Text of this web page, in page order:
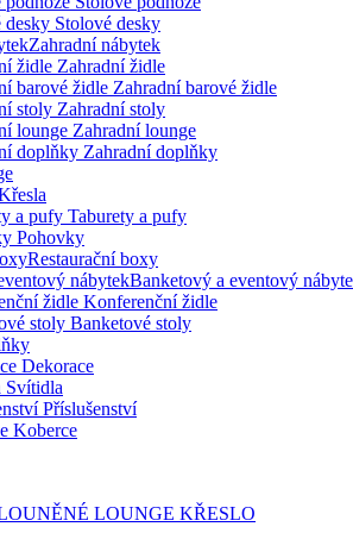
Stolové desky
Zahradní nábytek
Zahradní židle
Zahradní barové židle
Zahradní stoly
Zahradní lounge
Zahradní doplňky
Taburety a pufy
Pohovky
Restaurační boxy
Banketový a eventový
Konferenční židle
Banketové stoly
Dekorace
Svítidla
Příslušenství
Koberce
LOUNGE KŘESLO